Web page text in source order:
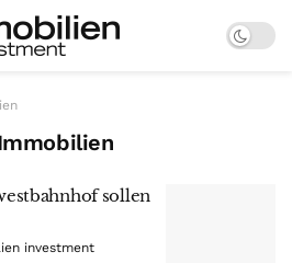
sollen
investment